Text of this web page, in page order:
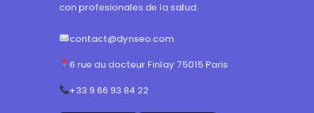
con profesionales de la salud.
contact@dynseo.com
6 rue du docteur Finlay 75015 Paris
+33 9 66 93 84 22